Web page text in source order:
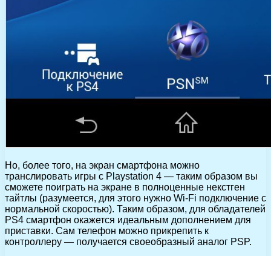
Но, более того, на экран смартфона можно
транслировать игры с Playstation 4 — таким образом вы
сможете поиграть на экране в полноценные некстген
тайтлы (разумеется, для этого нужно Wi-Fi подключение с
нормальной скоростью). Таким образом, для обладателей
PS4 смартфон окажется идеальным дополнением для
приставки. Сам телефон можно прикрепить к
контроллеру — получается своеобразный аналог PSP.